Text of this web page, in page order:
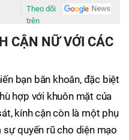
Theo dõi
trên
CẬN NỮ VỚI CÁC
bạn băn khoăn, đặc biệt
hợp với khuôn mặt của
kính cận còn là một phụ
quyến rũ cho diện mạo